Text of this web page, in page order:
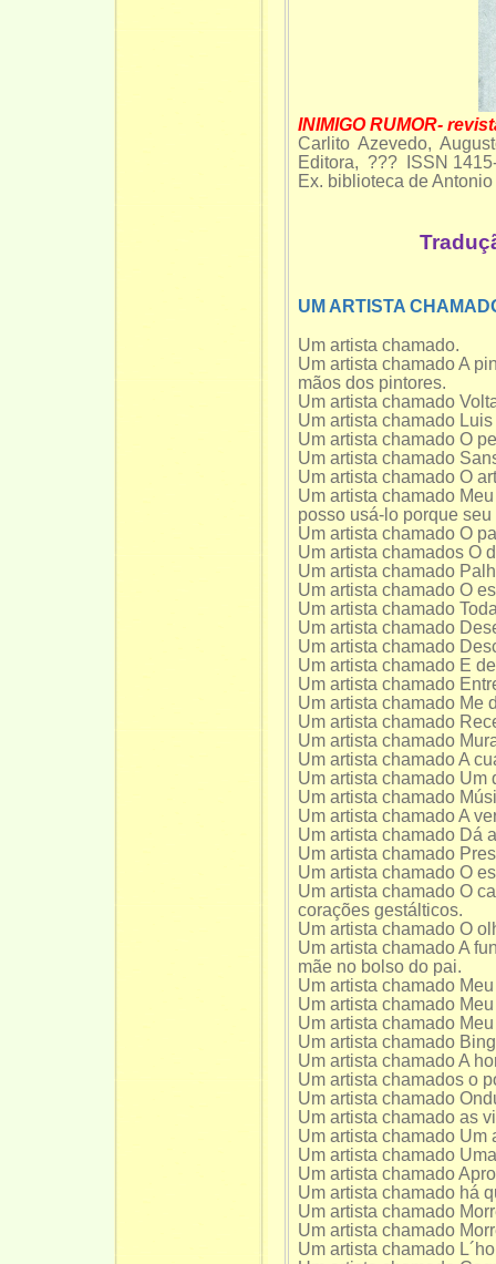
INIMIGO RUMOR-
Carlito Azevedo,
Editora, ??? ISSN
Ex. biblioteca de
Tradução de
UM ARTISTA
Um artista chamado.
Um artista chamado A
mãos dos pintores.
Um artista chamado
Um artista chamado
Um artista chamado O
Um artista chamado
Um artista chamado O
Um artista chamado
posso usá-lo porque
Um artista chamado O
Um artista chamados O
Um artista chamado
Um artista chamado O
Um artista chamado
Um artista chamado
Um artista chamado
Um artista chamado E
Um artista chamado
Um artista chamado Me
Um artista chamado
Um artista chamado
Um artista chamado A
Um artista chamado
Um artista chamado
Um artista chamado A
Um artista chamado Dá
Um artista chamado
Um artista chamado O
Um artista chamado O
corações gestálticos.
Um artista chamado O
Um artista chamado A
mãe no bolso do pai.
Um artista chamado
Um artista chamado
Um artista chamado
Um artista chamado
Um artista chamado A
Um artista chamados o
Um artista chamado
Um artista chamado as
Um artista chamado Um
Um artista chamado
Um artista chamado
Um artista chamado há
Um artista chamado
Um artista chamado
Um artista chamado